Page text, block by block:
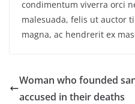
condimentum viverra orci
malesuada, felis ut auctor
magna, ac hendrerit ex
Woman who founded
accused in their deaths